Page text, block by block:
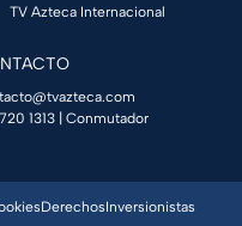
TV Azteca Internacional
1313 | Conmutador
DerechosInversionistas